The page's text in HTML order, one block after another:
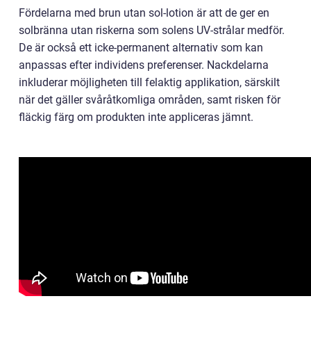
Fördelarna med brun utan sol-lotion är att de ger en
solbränna utan riskerna som solens UV-strålar medför.
De är också ett icke-permanent alternativ som kan
anpassas efter individens preferenser. Nackdelarna
inkluderar möjligheten till felaktig applikation, särskilt
när det gäller svåråtkomliga områden, samt risken för
fläckig färg om produkten inte appliceras jämnt.